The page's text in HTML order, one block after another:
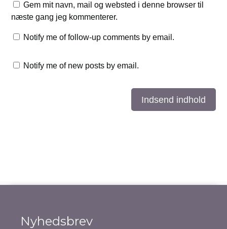
Gem mit navn, mail og websted i denne browser til
næste gang jeg kommenterer.
Notify me of follow-up comments by email.
Notify me of new posts by email.
Indsend indhold
Nyhedsbrev